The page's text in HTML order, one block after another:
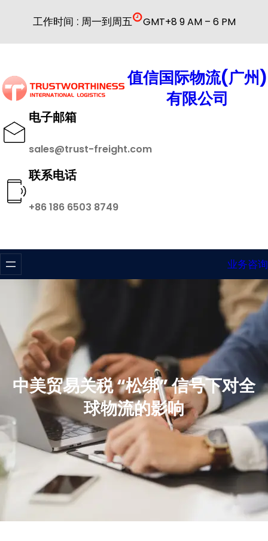
内
工作时间 : 周一到周五 GMT+8 9 AM – 6 PM
值信国际物流(广州)
有限公司
电子邮箱
sales@trust-freight.com
联系电话
+86 186 6503 8749
业务咨询
中美贸易关税 “松绑” 信号下对全
球物流的影响